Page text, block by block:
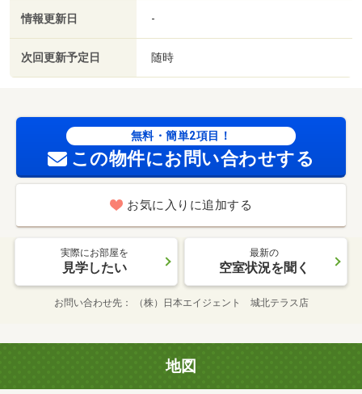
情報更新日 -
次回更新予定日 随時
無料・簡単2項目！
この物件にお問い合わせする
お気に入りに追加する
実際にお部屋を
見学したい
最新の
空室状況を聞く
お問い合わせ先 （株）日本エイジェント 城北テラス店
地図